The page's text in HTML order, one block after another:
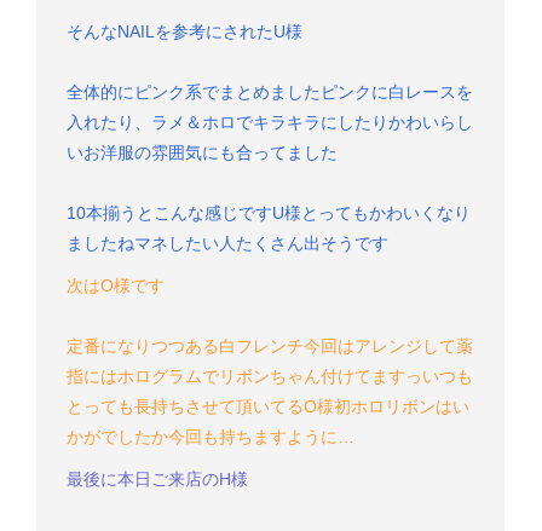
そんなNAILを参考にされたU様
全体的にピンク系でまとめました ピンクに白レースを
入れたり、ラメ＆ホロでキラキラにしたりかわいらし
いお洋服の雰囲気にも合ってました
10本揃うとこんな感じですU様とってもかわいくなり
ましたねマネしたい人たくさん出そうです
次はO様です
定番になりつつある白フレンチ今回はアレンジして薬
指にはホログラムでリボンちゃん付けてますっいつも
とっても長持ちさせて頂いてるO様初ホロリボンはい
かがでしたか今回も持ちますように…
最後に本日ご来店のH様